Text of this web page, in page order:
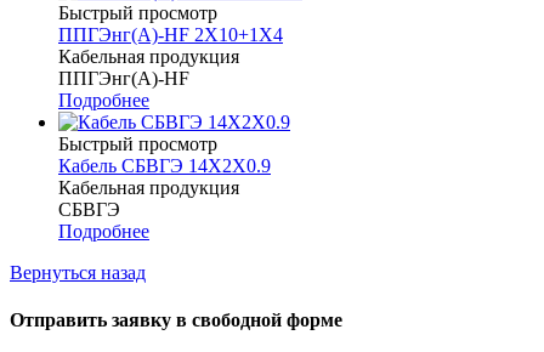
Быстрый просмотр
ППГЭнг(А)-HF 2Х10+1Х4
Кабельная продукция
ППГЭнг(А)-HF
Подробнее
Быстрый просмотр
Кабель СБВГЭ 14Х2Х0.9
Кабельная продукция
СБВГЭ
Подробнее
Вернуться назад
Отправить заявку в свободной форме